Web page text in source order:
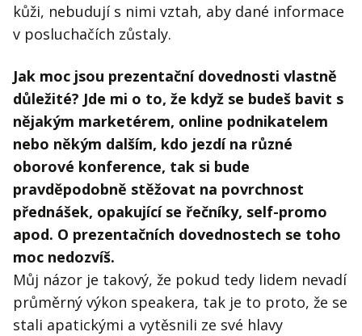
kůži, nebudují s nimi vztah, aby dané informace
v posluchačích zůstaly.
Jak moc jsou prezentační dovednosti vlastně
důležité? Jde mi o to, že když se budeš bavit s
nějakým marketérem, online podnikatelem
nebo někým dalším, kdo jezdí na různé
oborové konference, tak si bude
pravděpodobně stěžovat na povrchnost
přednášek, opakující se řečníky, self-promo
apod. O prezentačních dovednostech se toho
moc nedozvíš.
Můj názor je takový, že pokud tedy lidem nevadí
průměrný výkon speakera, tak je to proto, že se
stali apatickými a vytěsnili ze své hlavy